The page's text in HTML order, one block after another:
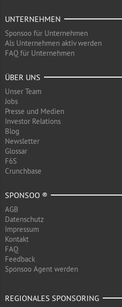
UNTERNEHMEN
Sponsoo für Unternehmen
Als Unternehmen aktiv werden
FAQ für Unternehmen
ÜBER UNS
Unser Team
Jobs
Presse und Medien
Investor Relations
Blog
Newsletter
Glossar
F6S
Crunchbase
SPONSOO ®
AGB
Datenschutz
Impressum
Kontakt
FAQ
Feedback
Sponsoo Agent werden
REGIONALES SPONSORING